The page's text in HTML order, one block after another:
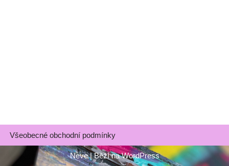
Všeobecné obchodní podmínky
Neve| Běží naWordPress